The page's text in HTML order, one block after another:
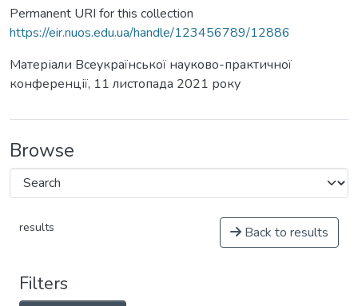
Permanent URI for this collection
https://eir.nuos.edu.ua/handle/123456789/12886
Матеріали Всеукраїнської науково-практичної
конференції, 11 листопада 2021 року
Browse
results Back to results
Filters